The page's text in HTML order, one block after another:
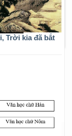
Trời kia đã bắt